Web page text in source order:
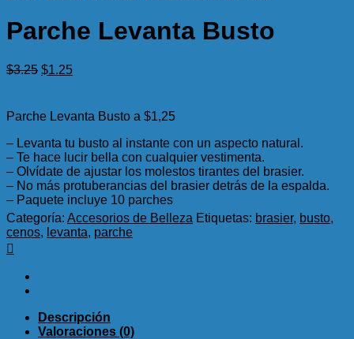
Parche Levanta Busto
$3.25 El
era:
$1.25El
es:
Parche Levanta Busto a $1,25
– Levanta tu busto al instante con un aspecto natural.
– Te hace lucir bella con cualquier vestimenta.
– Olvídate de ajustar los molestos tirantes del brasier.
– No más protuberancias del brasier detrás de la espalda.
– Paquete incluye 10 parches
Categoría: Accesorios de Belleza Etiquetas: brasier, busto,
cenos, levanta, parche
Descripción
Valoraciones (0)